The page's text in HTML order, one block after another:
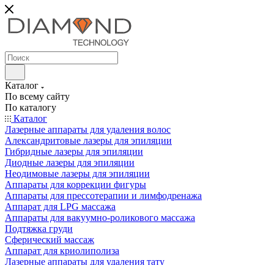
Каталог
По всему сайту
По каталогу
Каталог
Лазерные аппараты для удаления волос
Александритовые лазеры для эпиляции
Гибридные лазеры для эпиляции
Диодные лазеры для эпиляции
Неодимовые лазеры для эпиляции
Аппараты для коррекции фигуры
Аппараты для прессотерапии и лимфодренажа
Аппарат для LPG массажа
Аппараты для вакуумно-роликового массажа
Подтяжка груди
Сферический массаж
Аппарат для криолиполиза
Лазерные аппараты для удаления тату